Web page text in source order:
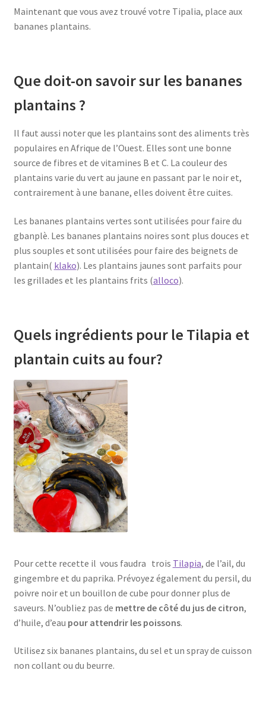
Maintenant que vous avez trouvé votre Tipalia, place aux
bananes plantains.
Que doit-on savoir sur les bananes
plantains ?
Il faut aussi noter que les plantains sont des aliments très
populaires en Afrique de l’Ouest. Elles sont une bonne
source de fibres et de vitamines B et C. La couleur des
plantains varie du vert au jaune en passant par le noir et,
contrairement à une banane, elles doivent être cuites.
Les bananes plantains vertes sont utilisées pour faire du
gbanplè. Les bananes plantains noires sont plus douces et
plus souples et sont utilisées pour faire des beignets de
plantain( klako). Les plantains jaunes sont parfaits pour
les grillades et les plantains frits (alloco).
Quels ingrédients pour le Tilapia et
plantain cuits au four?
Pour cette recette il vous faudra trois Tilapia, de l’ail, du
gingembre et du paprika. Prévoyez également du persil, du
poivre noir et un bouillon de cube pour donner plus de
saveurs. N’oubliez pas de mettre de côté du jus de citron,
d’huile, d’eau pour attendrir les poissons.
Utilisez six bananes plantains, du sel et un spray de cuisson
non collant ou du beurre.